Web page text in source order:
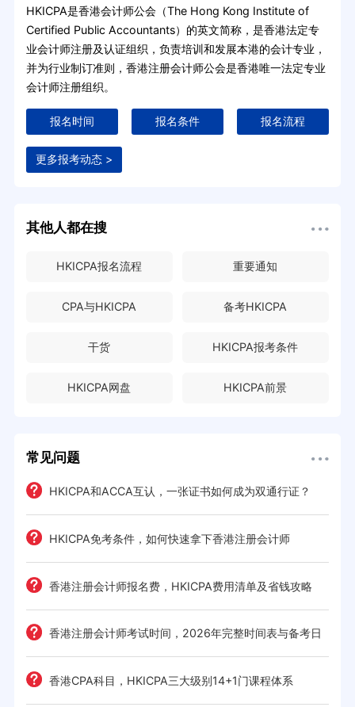
HKICPA是香港会计师公会（The Hong Kong Institute of
Certified Public Accountants）的英文简称，是香港法定专
业会计师注册及认证组织，负责培训和发展本港的会计专业，
并为行业制订准则，香港注册会计师公会是香港唯一法定专业
会计师注册组织。
报名时间 报名条件 报名流程
更多报考动态 >
其他人都在搜
HKICPA报名流程 重要通知
CPA与HKICPA 备考HKICPA
干货 HKICPA报考条件
HKICPA网盘 HKICPA前景
常见问题
HKICPA和ACCA互认，一张证书如何成为双通行证？
HKICPA免考条件，如何快速拿下香港注册会计师
香港注册会计师报名费，HKICPA费用清单及省钱攻略
香港注册会计师考试时间，2026年完整时间表与备考日
历 香港CPA科目，HKICPA三大级别14+1门课程体系